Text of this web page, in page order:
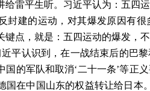
给雷平生听。习近平认为：五四
封建的运动，对其爆发原因有
键点，就是：五四运动的爆发，
近平认识到，在一战结束后的巴
国的军队和取消‘二十一条’等正
在中国山东的权益转让给日本